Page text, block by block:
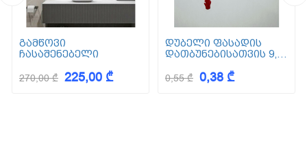
გამწოვი
ჩასაშენებელი
270,00 ₾ 225,00 ₾
დუბელი ფასადის
დათბუნებისათვის 9,5
0,55 ₾ 0,38 ₾